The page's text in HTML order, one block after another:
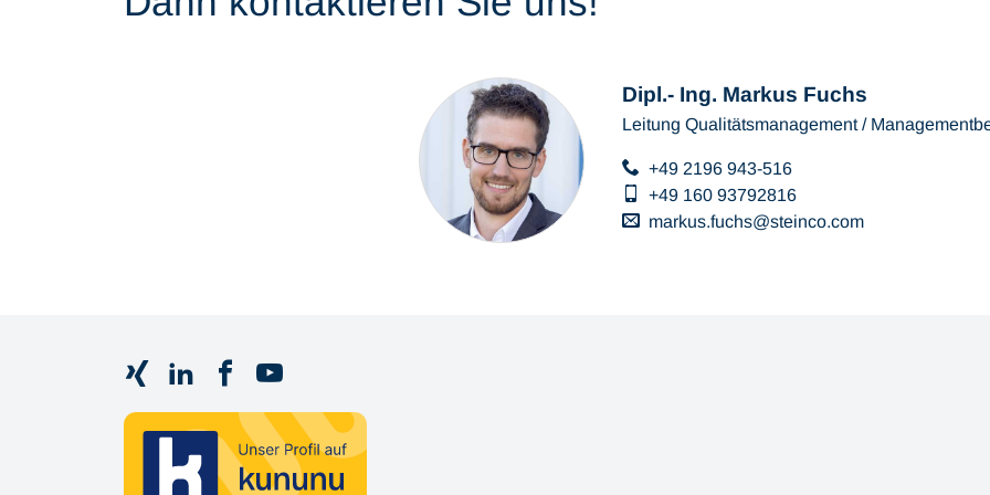
Dipl.- Ing. Markus Fuchs
Leitung Qualitätsmanagement /
+49 2196 943-516
+49 160 93792816
markus.fuchs
steinco com